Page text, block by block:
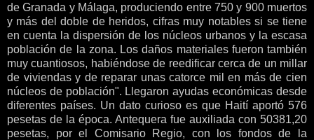
de Granada y Málaga, produciendo entre 750 y 900 muertos
y más del doble de heridos, cifras muy notables si se tiene
en cuenta la dispersión de los núcleos urbanos y la escasa
población de la zona. Los daños materiales fueron también
muy cuantiosos, habiéndose de reedificar cerca de un millar
de viviendas y de reparar unas catorce mil en más de cien
núcleos de población". Llegaron ayudas económicas desde
diferentes países. Un dato curioso es que Haití aportó 576
pesetas de la época. Antequera fue auxiliada con 50381,20
pesetas, por el Comisario Regio, con los fondos de la